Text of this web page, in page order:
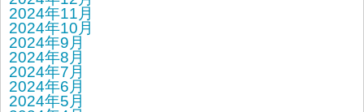
2024年11月
2024年10月
2024年9月
2024年8月
2024年7月
2024年6月
2024年5月